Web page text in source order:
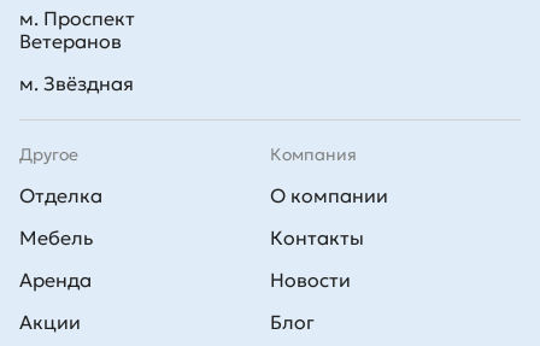
Другое
Отделка
Мебель
Аренда
Акции
Компания
О компании
Контакты
Новости
Блог
м. Проспект
Ветеранов
м. Звёздная